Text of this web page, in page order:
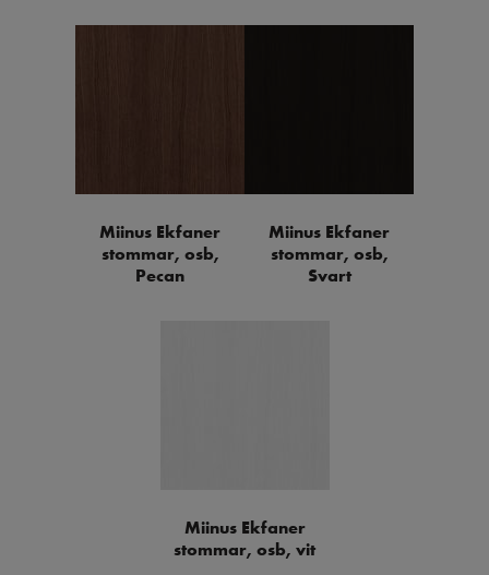
Miinus Ekfaner
stommar, osb,
Pecan
Miinus Ekfaner
stommar, osb,
Svart
Miinus Ekfaner
stommar, osb, vit